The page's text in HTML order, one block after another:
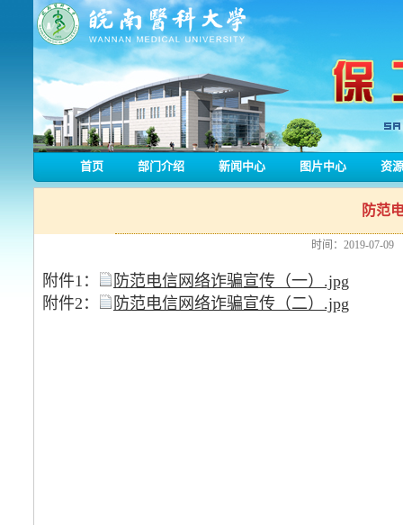
首页 部门介绍 新闻中心 图片中心 资
防范
时间：2019-07-09
附件1：
防范电信网络诈骗宣传（一）.jpg
附件2：
防范电信网络诈骗宣传（二）.jpg